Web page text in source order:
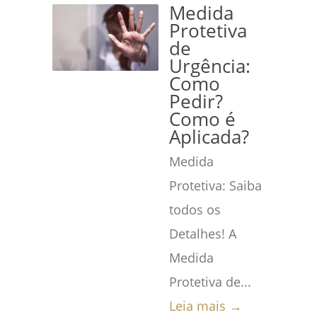
Medida
Protetiva
de
Urgência:
Como
Pedir?
Como é
Aplicada?
Medida
Protetiva: Saiba
todos os
Detalhes! A
Medida
Protetiva de...
Leia mais →